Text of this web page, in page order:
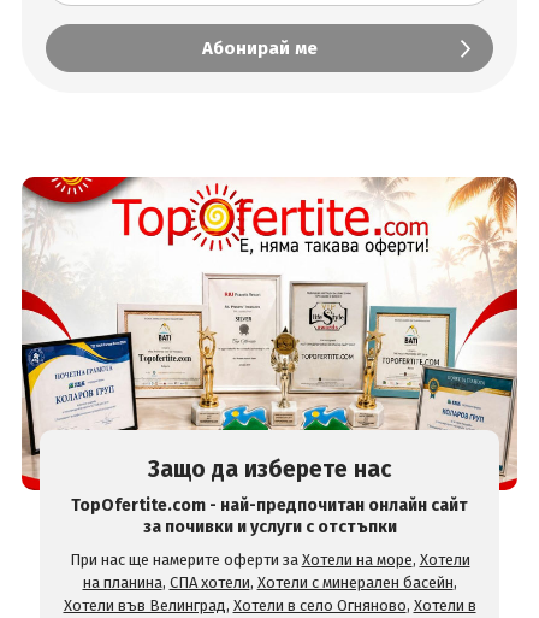
Защо да изберете нас
TopOfertite.com - най-предпочитан онлайн сайт
за почивки и услуги с отстъпки
При нас ще намерите оферти за Хотели на море, Хотели
на планина, СПА хотели, Хотели с минерален басейн,
Хотели във Велинград, Хотели в село Огняново, Хотели в